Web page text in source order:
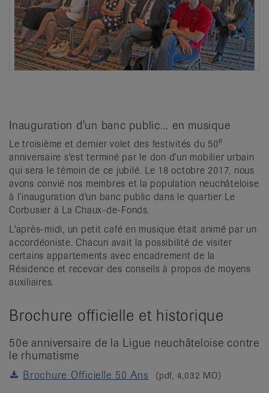
Inauguration d'un banc public... en musique
Le troisième et dernier volet des festivités du 50e
anniversaire s'est terminé par le don d’un mobilier urbain
qui sera le témoin de ce jubilé. Le 18 octobre 2017, nous
avons convié nos membres et la population neuchâteloise
à l’inauguration d'un banc public dans le quartier Le
Corbusier à La Chaux-de-Fonds.
L'après-midi, un petit café en musique était animé par un
accordéoniste. Chacun avait la possibilité de visiter
certains appartements avec encadrement de la
Résidence et recevoir des conseils à propos de moyens
auxiliaires.
Brochure officielle et historique
50e anniversaire de la Ligue neuchâteloise contre
le rhumatisme
Brochure Officielle 50 Ans (pdf, 4,032 MO)